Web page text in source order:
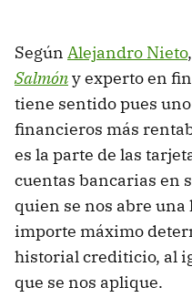
Según Alejandro Nieto
Salmóny experto en
tiene sentido pues
financieros más
es la parte de las
cuentas bancarias en
quien se nos abre
importe máximo
historial crediticio, al
que se nos aplique.